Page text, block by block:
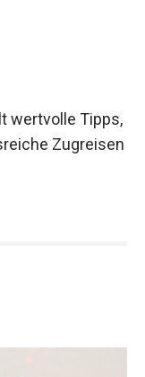
wertvolle Tipps,
Zugreisen